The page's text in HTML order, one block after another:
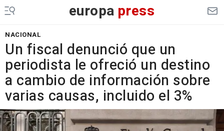
europa press
NACIONAL
Un fiscal denunció que un
periodista le ofreció un destino
a cambio de información sobre
varias causas, incluido el 3%